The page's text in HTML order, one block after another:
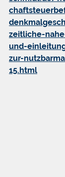
zeitliche-
und-
zur-
15.html